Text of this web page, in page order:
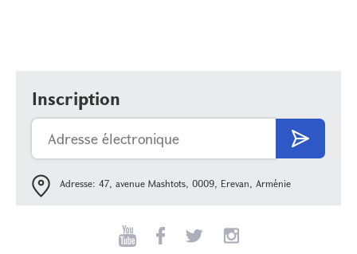
Inscription
Adresse: 47, avenue Mashtots, 0009, Erevan, Arménie